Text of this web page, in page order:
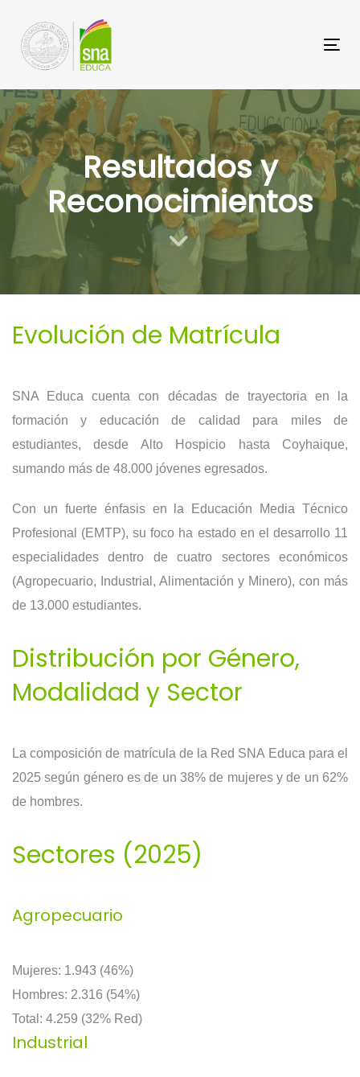
enlaces
navegación
Saltar
al
contenido
Resultados y
Reconocimientos
Evolución de Matrícula
SNA Educa cuenta con décadas de trayectoria en la
formación y educación de calidad para miles de
estudiantes, desde Alto Hospicio hasta Coyhaique,
sumando más de 48.000 jóvenes egresados.
Con un fuerte énfasis en la Educación Media Técnico
Profesional (EMTP), su foco ha estado en el desarrollo 11
especialidades dentro de cuatro sectores económicos
(Agropecuario, Industrial, Alimentación y Minero), con más
de 13.000 estudiantes.
Distribución por Género,
Modalidad y Sector
La composición de matrícula de la Red SNA Educa para el
2025 según género es de un 38% de mujeres y de un 62%
de hombres.
Sectores (2025)
Agropecuario
Mujeres: 1.943 (46%)
Hombres: 2.316 (54%)
Total: 4.259 (32% Red)
Industrial